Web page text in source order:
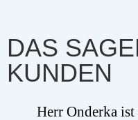
DAS
KUNDEN
Herr Onderka ist